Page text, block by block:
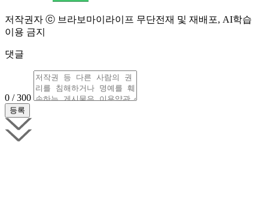
저작권자 ⓒ 브라보마이라이프 무단전재 및 재배포, AI학습
이용 금지
댓글
0 / 300